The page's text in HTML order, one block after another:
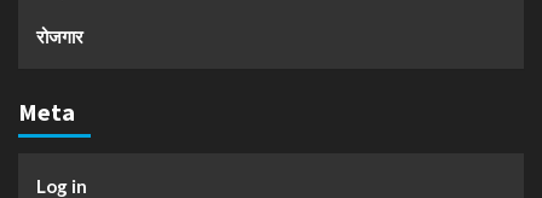
रोजगार
Meta
Log in